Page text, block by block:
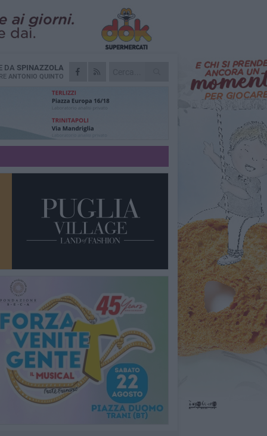
DA SPINAZZOLA
ANTONIO QUINTO